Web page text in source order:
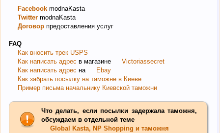
Facebook modnaKasta
Twitter modnaKasta
Договор предоставления услуг
FAQ
Как вносить трек USPS
Как написать адрес в магазине
Victoriassecret
Как написать адрес на
Ebay
Как забрать посылку на таможне в Киеве
Пример письма начальнику Киевской таможни
Что делать, если посылки задержала таможня,
обсуждаем в отдельной теме
Global Kasta, NP Shopping и таможня